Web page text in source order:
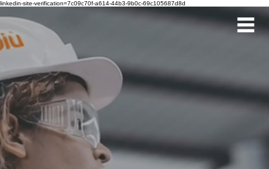
linkedin-site-verification=7c09c70f-a614-44b3-9b0c-69c105687d8d